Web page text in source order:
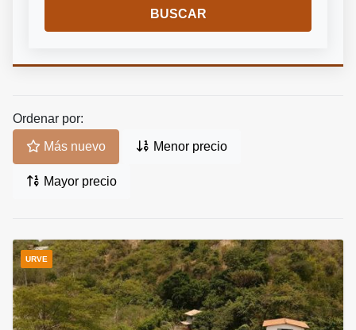
BUSCAR
Ordenar por:
Más nuevo Menor precio
Mayor precio
URVE